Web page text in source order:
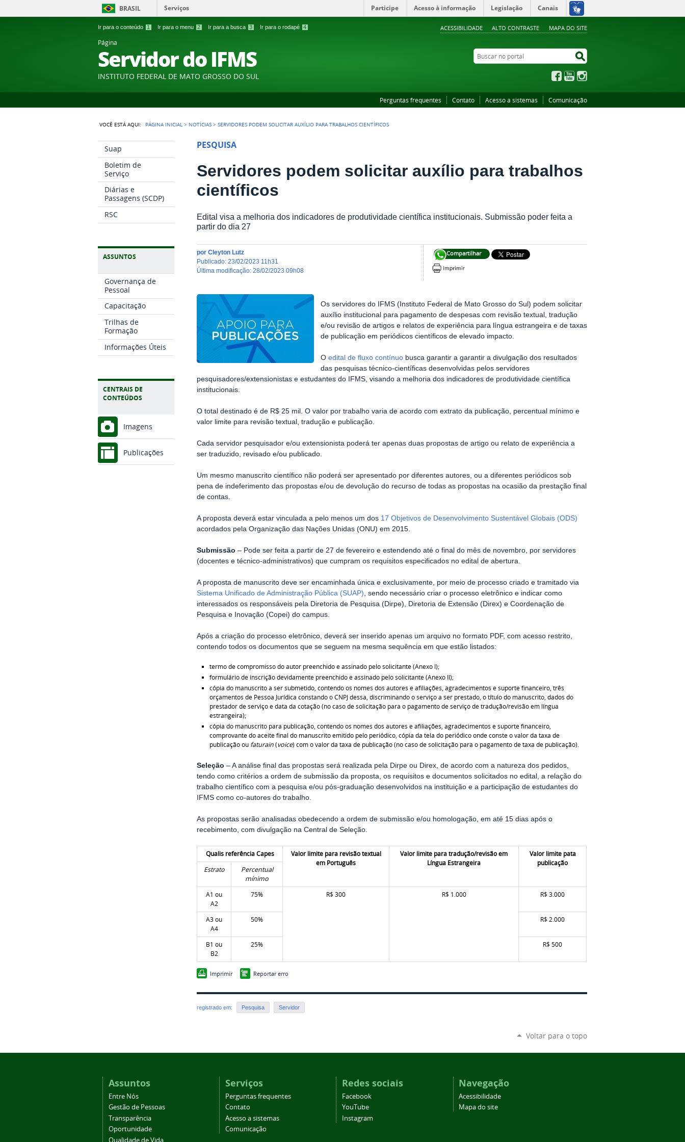
Ir para o conteúdo 1 Ir para o menu 2 Ir para a busca 3 Ir para o rodapé 4 ACESSIBILIDADE ALTO CONTRASTE MAPA DO SITE
BRASIL Serviços Participe Acesso à informação Legislação Canais
Página
Servidor do IFMS
INSTITUTO FEDERAL DE MATO GROSSO DO SUL
Buscar no portal
FacebookYouTube
Perguntas frequentes Contato Acesso a sistemas Comunicação
VOCÊ ESTÁ AQUI: PÁGINA INICIAL > NOTÍCIAS >SERVIDORES PODEM SOLICITAR AUXÍLIO PARA TRABALHOS CIENTÍFICOS
Suap
Boletim de
Serviço
Diárias e
Passagens (SCDP)
RSC
ASSUNTOS
Governança de
Pessoal
Capacitação
Trilhas de
Formação
Informações Úteis
CENTRAIS DE
CONTEÚDOS
Imagens
Publicações
PESQUISA
Servidores podem solicitar auxílio para trabalhos
científicos
Edital visa a melhoria dos indicadores de produtividade científica institucionais. Submissão poder feita a
partir do dia 27
Compartilhar
porCleyton Lutz
publicado:23/02/2023 11h31
última modificação:28/02/2023 09h08
Os servidores do IFMS (Instituto Federal de Mato Grosso do Sul) podem solicitar
auxílio institucional para pagamento de despesas com revisão textual, tradução
e/ou revisão de artigos e relatos de experiência para língua estrangeira e de taxas
de publicação em periódicos científicos de elevado impacto.
O edital de fluxo contínuobusca garantir a garantir a divulgação dos resultados
das pesquisas técnico-científicas desenvolvidas pelos servidores
pesquisadores/extensionistas e estudantes do IFMS, visando a melhoria dos indicadores de produtividade científica
institucionais.
O total destinado é de R$ 25 mil. O valor por trabalho varia de acordo com extrato da publicação, percentual mínimo e
valor limite para revisão textual, tradução e publicação.
Cada servidor pesquisador e/ou extensionista poderá ter apenas duas propostas de artigo ou relato de experiência a
ser traduzido, revisado e/ou publicado.
Um mesmo manuscrito científico não poderá ser apresentado por diferentes autores, ou a diferentes periódicos sob
pena de indeferimento das propostas e/ou de devolução do recurso de todas as propostas na ocasião da prestação final
de contas.
A proposta deverá estar vinculada a pelo menos um dos 17 Objetivos de Desenvolvimento Sustentável Globais (ODS)
acordados pela Organização das Nações Unidas (ONU) em 2015.
Submissão – Pode ser feita a partir de 27 de fevereiro e estendendo até o final do mês de novembro, por servidores
(docentes e técnico-administrativos) que cumpram os requisitos especificados no edital de abertura.
A proposta de manuscrito deve ser encaminhada única e exclusivamente, por meio de processo criado e tramitado via
Sistema Unificado de Administração Pública (SUAP) , sendo necessário criar o processo eletrônico e indicar como
interessados os responsáveis pela Diretoria de Pesquisa (Dirpe), Diretoria de Extensão (Direx) e Coordenação de
Pesquisa e Inovação (Copei) do campus.
Após a criação do processo eletrônico, deverá ser inserido apenas um arquivo no formato PDF, com acesso restrito,
contendo todos os documentos que se seguem na mesma sequência em que estão listados:
termo de compromisso do autor preenchido e assinado pelo solicitante (Anexo I);
formulário de inscrição devidamente preenchido e assinado pelo solicitante (Anexo II);
cópia do manuscrito a ser submetido, contendo os nomes dos autores e afiliações, agradecimentos e suporte financeiro, três
orçamentos de Pessoa Jurídica constando o CNPJ dessa, discriminando o serviço a ser prestado, o título do manuscrito, dados do
prestador de serviço e data da cotação (no caso de solicitação para o pagamento de serviço de tradução/revisão em língua
estrangeira);
cópia do manuscrito para publicação, contendo os nomes dos autores e afiliações, agradecimentos e suporte financeiro,
comprovante do aceite final do manuscrito emitido pelo periódico, cópia da tela do periódico onde conste o valor da taxa de
publicação ou faturain(voice) com o valor da taxa de publicação (no caso de solicitação para o pagamento de taxa de publicação).
Seleção – A análise final das propostas será realizada pela Dirpe ou Direx, de acordo com a natureza dos pedidos,
tendo como critérios a ordem de submissão da proposta, os requisitos e documentos solicitados no edital, a relação do
trabalho científico com a pesquisa e/ou pós-graduação desenvolvidos na instituição e a participação de estudantes do
IFMS como co-autores do trabalho.
As propostas serão analisadas obedecendo a ordem de submissão e/ou homologação, em até 15 dias após o
recebimento, com divulgação na Central de Seleção.
Qualis referência Capes
Valor limite para revisão textual
em Português
Valor limite para tradução/revisão em
Língua Estrangeira
Valor limite pata
publicação
Estrato
Percentual
mínimo
A1 ou
A2
75% R$ 300 R$ 1.000 R$ 3.000
A3 ou
A4
50% R$ 2.000
B1 ou
B2
25% R$ 500
Imprimir Reportar erro
registrado em: Pesquisa Servidor
Voltar para o topo
Assuntos
Entre Nós
Gestão de Pessoas
Transparência
Oportunidade
Qualidade de Vida
Serviços
Perguntas frequentes
Contato
Acesso a sistemas
Comunicação
Redes sociais
Facebook
YouTube
Instagram
Navegação
Acessibilidade
Mapa do site